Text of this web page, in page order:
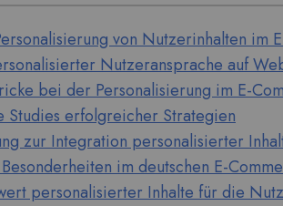
von Nutzerinhalten im
Nutzeransprache auf
bei der Personalisierung im E-
Studies erfolgreicher Strategien
zur Integration personalisierter
im deutschen E-
personalisierter Inhalte für die